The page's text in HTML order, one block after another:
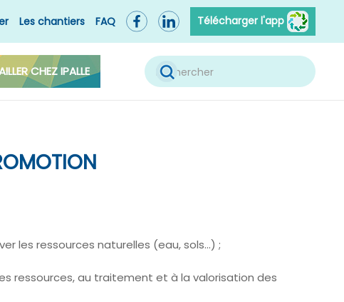
Les chantiers FAQ Télécharger l'app
CHEZ IPALLE
les ressources naturelles (eau, sols…) ;
ressources, au traitement et à la valorisation des